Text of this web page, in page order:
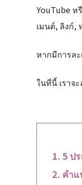
YouTube ห
เมนต์, ลิงก์,
หากมีการล
ในที่นี้ เราจ
5 ป
คำแ